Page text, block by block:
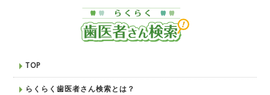
TOP
らくらく歯医者さん検索とは？